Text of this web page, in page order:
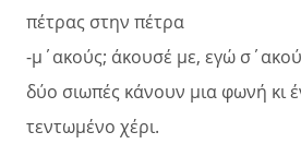
πέτρας στην πέτρα
-μ΄ακούς; άκουσέ με, εγώ
δύο σιωπές κάνουν μια φωνή κι
τεντωμένο χέρι.